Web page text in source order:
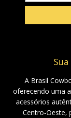
A Brasil
oferecendo uma
acessórios
Centro-Oeste,